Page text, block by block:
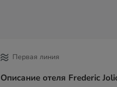
Первая линия
Описание отеля Frederic